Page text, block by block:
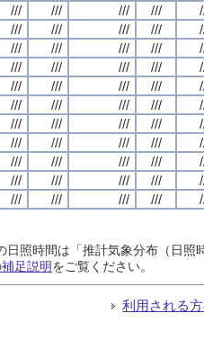
/// /// /// ///
/// /// /// ///
/// /// /// ///
/// /// /// ///
/// /// /// ///
/// /// /// ///
/// /// /// ///
/// /// /// ///
/// /// /// ///
/// /// /// ///
/// /// /// ///
日照時間は「推計気象分布（日
足説明をご覧ください。
利用される